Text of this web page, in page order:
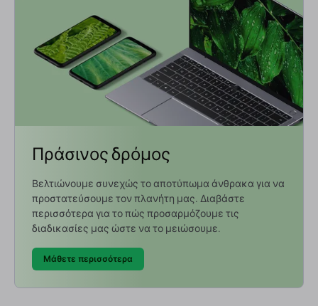
Πράσινος δρόμος
Βελτιώνουμε συνεχώς το αποτύπωμα άνθρακα για να
προστατεύσουμε τον πλανήτη μας. Διαβάστε
περισσότερα για το πώς προσαρμόζουμε τις
διαδικασίες μας ώστε να το μειώσουμε.
Μάθετε περισσότερα